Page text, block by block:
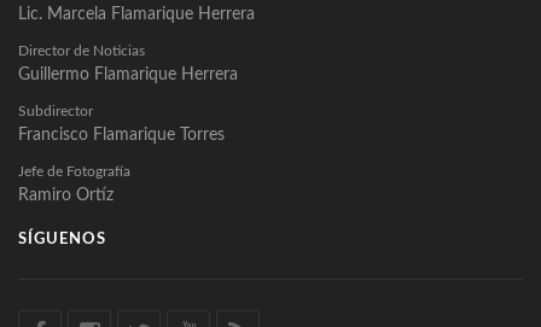
Lic. Marcela Flamarique Herrera
Director de Noticias
Guillermo Flamarique Herrera
Subdirector
Francisco Flamarique Torres
Jefe de Fotografía
Ramiro Ortíz
SÍGUENOS